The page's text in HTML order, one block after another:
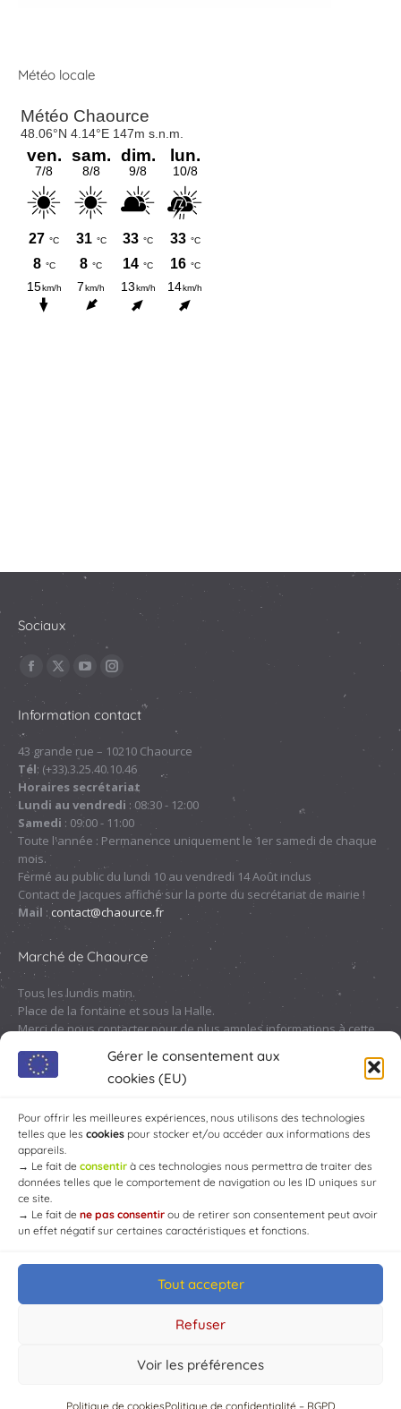
Gérer le consentement aux
cookies (EU)
Pour offrir les meilleures expériences, nous utilisons des technologies
telles que les cookies pour stocker et/ou accéder aux informations des
appareils.
→ Le fait de consentir à ces technologies nous permettra de traiter des
données telles que le comportement de navigation ou les ID uniques sur
ce site.
→ Le fait de ne pas consentir ou de retirer son consentement peut avoir
un effet négatif sur certaines caractéristiques et fonctions.
Tout accepter
Refuser
Voir les préférences
Politique de cookiesPolitique de confidentialité – RGPD
Météo locale
Sociaux
Trouvez nous sur :
La
page
Facebook
s'ouvre
dans
une
nouvelle
fenêtre
La
X
s'ouvre
dans
une
nouvelle
fenêtre
YouTube
s'ouvre
dans
une
nouvelle
fenêtre
La
Instagram
s'ouvre
dans
une
nouvelle
fenêtre
Information contact
43 grande rue – 10210 Chaource
Tél: (+33).3.25.40.10.46
Horaires secrétariat
Lundi au vendredi : 08:30 - 12:00
Samedi : 09:00 - 11:00
Toute l'année : Permanence uniquement le 1er samedi de chaque
mois.
Fermé au public du lundi 10 au vendredi 14 Août inclus
Contact de Jacques affiché sur la porte du secrétariat de mairie !
Mail : contact@chaource.fr
Marché de Chaource
Tous les lundis matin.
Place de la fontaine et sous la Halle.
Merci de nous contacter pour de plus amples informations à cette
© Mairie de Chaource [2004-2024] | Tous droits réservés.
Developed byWEB3-DESIGN